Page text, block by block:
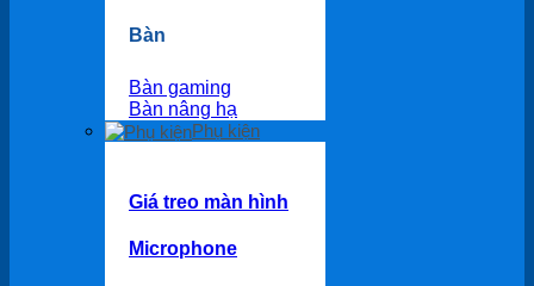
Bàn
Bàn gaming
Bàn nâng hạ
Phụ kiện
Giá treo màn hình
Microphone